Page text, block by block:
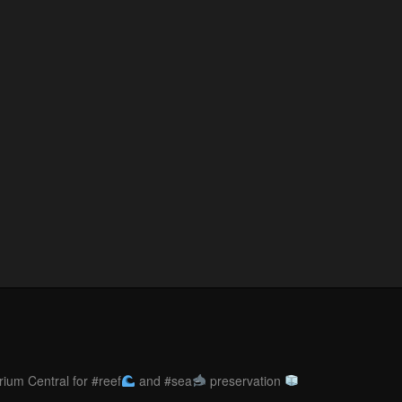
Central for #reef and #sea preservation